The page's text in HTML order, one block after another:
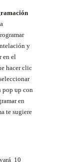
y
en el
hacer clic
pop up con
en
te sugiere
10